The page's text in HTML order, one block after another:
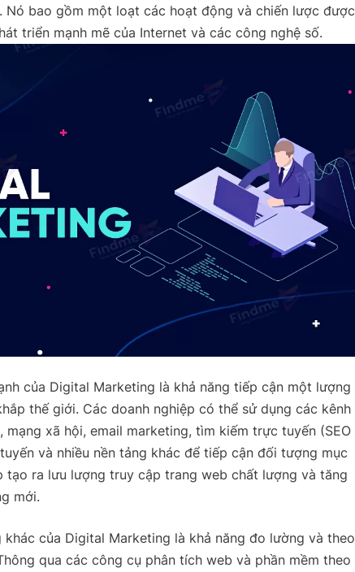
Nó bao gồm một loạt các hoạt động và chiến lược được
triển mạnh mẽ của Internet và các công nghệ số.
của Digital Marketing là khả năng tiếp cận một lượng
thế giới. Các doanh nghiệp có thể sử dụng các kênh
xã hội, email marketing, tìm kiếm trực tuyến (SEO
và nhiều nền tảng khác để tiếp cận đối tượng mục
tạo ra lưu lượng truy cập trang web chất lượng và tăng
mới.
của Digital Marketing là khả năng đo lường và theo
qua các công cụ phân tích web và phần mềm theo